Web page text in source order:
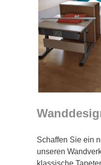
Schaffen Sie ein
unseren
klassische